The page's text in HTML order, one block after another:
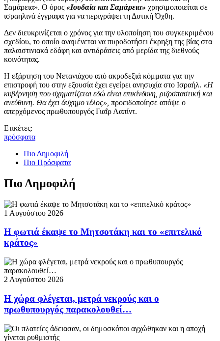
Σαμάρεια». Ο όρος «Ιουδαία και Σαμάρεια» χρησιμοποιείται σε
ισραηλινά έγγραφα για να περιγράψει τη Δυτική Όχθη.
Δεν διευκρινίζεται ο χρόνος για την υλοποίηση του συγκεκριμένου
σχεδίου, το οποίο αναμένεται να πυροδοτήσει έκρηξη της βίας στα
παλαιστινιακά εδάφη και αντιδράσεις από μερίδα της διεθνούς
κοινότητας.
Η εξάρτηση του Νετανιάχου από ακροδεξιά κόμματα για την
επιστροφή του στην εξουσία έχει εγείρει ανησυχία στο Ισραήλ. «Η
κυβέρνηση που σχηματίζεται εδώ είναι επικίνδυνη, ριζοσπαστική και
ανεύθυνη. Θα έχει άσχημο τέλος», προειδοποίησε απόψε ο
απερχόμενος πρωθυπουργός Γιαΐρ Λαπίντ.
Ετικέτες:
πρόσφατα
Πιο Δημοφιλή
Πιο Πρόσφατα
Πιο Δημοφιλή
1 Αυγούστου 2026
Η φωτιά έκαψε το Μητσοτάκη και το «επιτελικό
κράτος»
2 Αυγούστου 2026
Η χώρα φλέγεται, μετρά νεκρούς και ο
πρωθυπουργός παρακολουθεί…